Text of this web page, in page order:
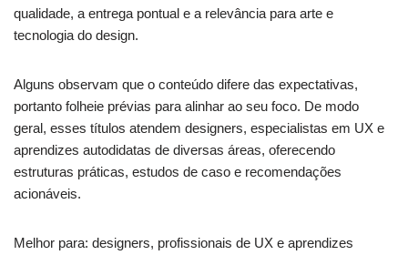
qualidade, a entrega pontual e a relevância para arte e
tecnologia do design.
Alguns observam que o conteúdo difere das expectativas,
portanto folheie prévias para alinhar ao seu foco. De modo
geral, esses títulos atendem designers, especialistas em UX e
aprendizes autodidatas de diversas áreas, oferecendo
estruturas práticas, estudos de caso e recomendações
acionáveis.
Melhor para: designers, profissionais de UX e aprendizes